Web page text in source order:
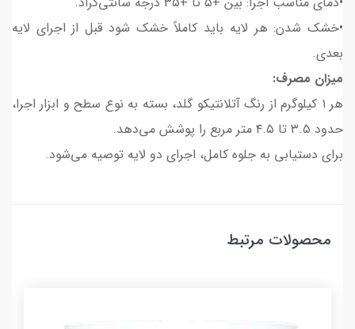
•خشک شدن: هر لایه باید کاملاً خشک شود قبل از اجرای لایه
بعدی.
میزان مصرف:
هر ۱ کیلوگرم از رنگ آتلانتیکو گلد، بسته به نوع سطح و ابزار اجرا،
حدود ۳.۵ تا ۴.۵ متر مربع را پوشش می‌دهد.
برای دستیابی به جلوه کامل، اجرای دو لایه توصیه می‌شود.
محصولات مرتبط